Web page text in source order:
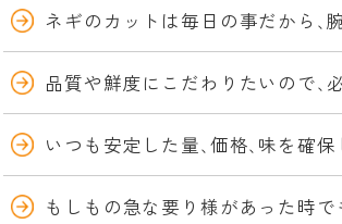
ネギのカットは毎日の事だから､
品質や鮮度にこだわりたいので､
いつも安定した量､価格､味を確保
もしもの急な要り様があった時で